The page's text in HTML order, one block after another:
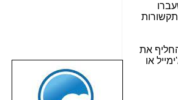
את
ג'ימייל או
שבוע טוב לכל
הגולשים באשר